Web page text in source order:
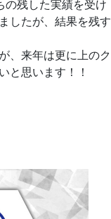
の残した実績を受け
したが、結果を残す
、来年は更に上のク
と思います！！